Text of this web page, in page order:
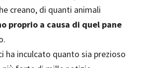
creano, di quanti animali
proprio a causa di quel pane
ha inculcato quanto sia prezioso